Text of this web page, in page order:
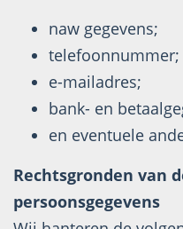
naw gegevens;
telefoonnummer;
e-mailadres;
bank- en
en eventuele
Rechtsgronden van
persoonsgegevens